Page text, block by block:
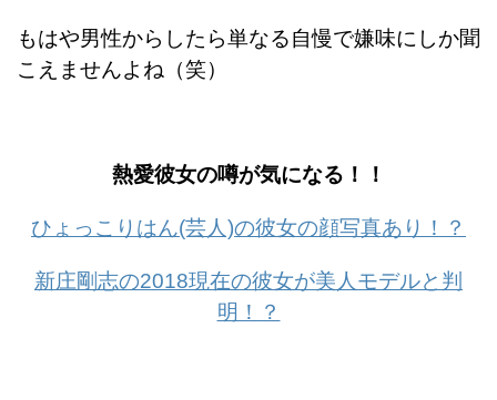
もはや男性からしたら単なる自慢で嫌味にしか聞
こえませんよね（笑）
熱愛彼女の噂が気になる！！
ひょっこりはん(芸人)の彼女の顔写真あり！？
新庄剛志の2018現在の彼女が美人モデルと判
明！？